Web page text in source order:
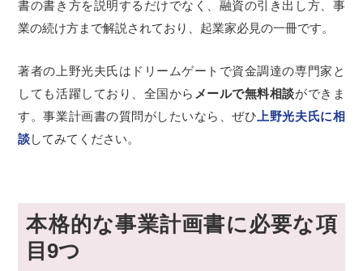
書の書き方を説明するだけでなく、融資の引き出し方、事
業の続け方まで解説されており、起業家必見の一冊です。
著者の上野光夫氏はドリームゲートで資金調達の専門家と
しても活躍しており、全国から メールで無料相談ができま
す。事業計画書の質問がしたいなら、ぜひ 上野光夫氏に相
談してみてください。
本格的な事業計画書に必要な項
目9つ